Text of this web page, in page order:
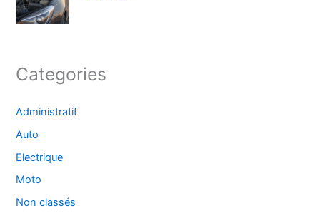
Categories
Administratif
Auto
Electrique
Moto
Non classés